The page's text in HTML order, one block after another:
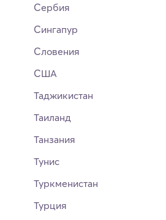
Сербия
Сингапур
Словения
США
Таджикистан
Таиланд
Танзания
Тунис
Туркменистан
Турция